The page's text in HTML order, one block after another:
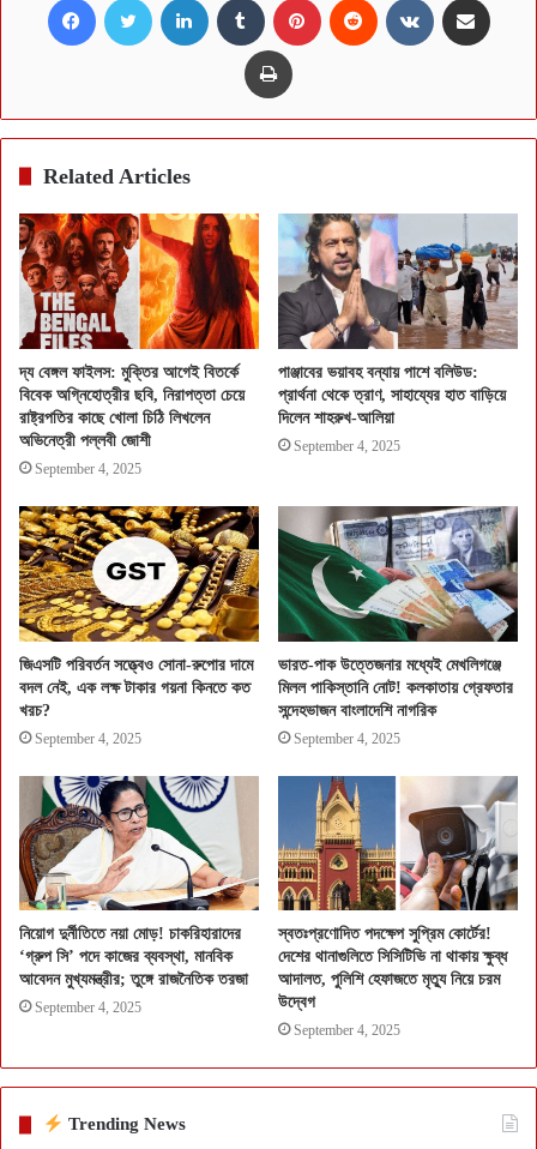
Print
Related Articles
দ্য বেঙ্গল ফাইলস: মুক্তির আগেই বিতর্কে
বিবেক অগ্নিহোত্রীর ছবি, নিরাপত্তা চেয়ে
রাষ্ট্রপতির কাছে খোলা চিঠি লিখলেন
অভিনেত্রী পল্লবী জোশী
September 4, 2025
পাঞ্জাবের ভয়াবহ বন্যায় পাশে বলিউড:
প্রার্থনা থেকে ত্রাণ, সাহায্যের হাত বাড়িয়ে
দিলেন শাহরুখ-আলিয়া
September 4, 2025
জিএসটি পরিবর্তন সত্ত্বেও সোনা-রুপোর দামে
বদল নেই, এক লক্ষ টাকার গয়না কিনতে কত
খরচ?
September 4, 2025
ভারত-পাক উত্তেজনার মধ্যেই মেখলিগঞ্জে
মিলল পাকিস্তানি নোট! কলকাতায় গ্রেফতার
সন্দেহভাজন বাংলাদেশি নাগরিক
September 4, 2025
নিয়োগ দুর্নীতিতে নয়া মোড়! চাকরিহারাদের
‘গ্রুপ সি’ পদে কাজের ব্যবস্থা, মানবিক
আবেদন মুখ্যমন্ত্রীর; তুঙ্গে রাজনৈতিক তরজা
September 4, 2025
স্বতঃপ্রণোদিত পদক্ষেপ সুপ্রিম কোর্টের!
দেশের থানাগুলিতে সিসিটিভি না থাকায় ক্ষুব্ধ
আদালত, পুলিশি হেফাজতে মৃত্যু নিয়ে চরম
উদ্বেগ
September 4, 2025
Trending News